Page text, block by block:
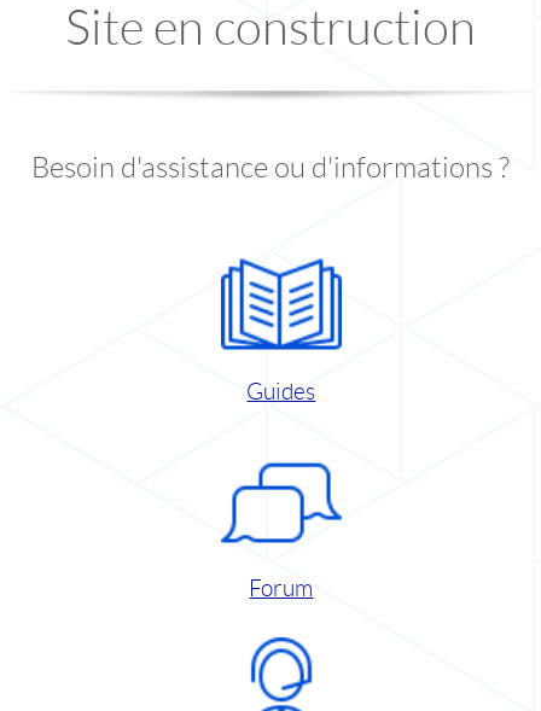
Site en construction
Besoin d'assistance ou d'informations ?
Guides
Forum